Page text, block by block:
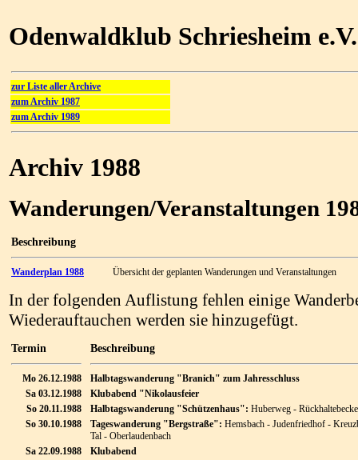
Odenwaldklub Schriesheim e.V.
zur Liste aller Archive
zum Archiv 1987
zum Archiv 1989
Archiv 1988
Wanderungen/Veranstaltungen
Beschreibung
Wanderplan 1988 Übersicht der geplanten Wanderungen und Veranstaltungen
In der folgenden Auflistung fehlen einige
Wiederauftauchen werden sie hinzugefügt.
Termin Beschreibung
Mo 26.12.1988
Halbtagswanderung "Branich" zum Jahresschluss
Sa 03.12.1988
Klubabend "Nikolausfeier
So 20.11.1988
Halbtagswanderung "Schützenhaus": Huberweg -
So 30.10.1988
Tageswanderung "Bergstraße": Hemsbach - Judenfriedhof -
Tal - Oberlaudenbach
Sa 22.09.1988
Klubabend